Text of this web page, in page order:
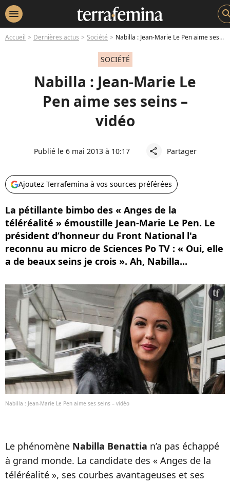
menu
Accueil Dernières actus Société Nabilla : Jean-Marie Le Pen aime ses seins – vidéo
SOCIÉTÉ
Nabilla : Jean-Marie Le
Pen aime ses seins –
vidéo
Publié le 6 mai 2013 à 10:17 share Partager
Ajoutez Terrafemina à vos sources préférées
La pétillante bimbo des « Anges de la
téléréalité » émoustille Jean-Marie Le Pen. Le
président d’honneur du Front National l'a
reconnu au micro de Sciences Po TV : « Oui, elle
a de beaux seins je crois ». Ah, Nabilla...
Nabilla : Jean-Marie Le Pen aime ses seins – vidéo
Le phénomène Nabilla Benattia n’a pas échappé
à grand monde. La candidate des « Anges de la
téléréalité », ses courbes avantageuses et ses